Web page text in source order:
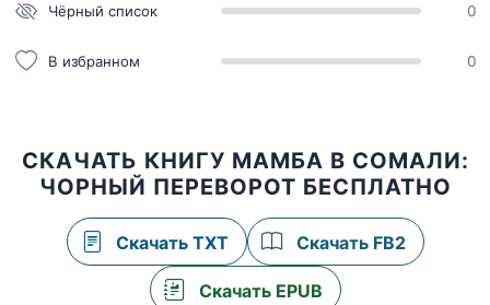
Чёрный список 0
В избранном 0
СКАЧАТЬ КНИГУ МАМБА В СОМАЛИ:
ЧОРНЫЙ ПЕРЕВОРОТ БЕСПЛАТНО
Скачать TXT Скачать FB2
Скачать EPUB